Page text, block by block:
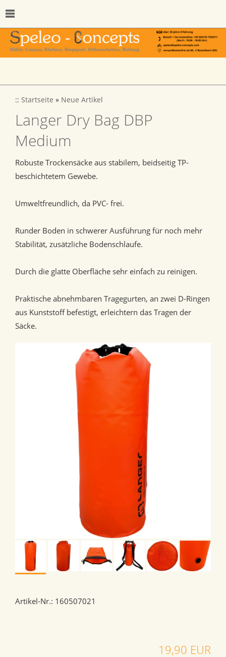
:: Startseite » Neue Artikel
Langer Dry Bag DBP
Medium
Robuste Trockensäcke aus stabilem, beidseitig TP-
beschichtetem Gewebe.
Umweltfreundlich, da PVC- frei.
Runder Boden in schwerer Ausführung für noch mehr
Stabilität, zusätzliche Bodenschlaufe.
Durch die glatte Oberfläche sehr einfach zu reinigen.
Praktische abnehmbaren Tragegurten, an zwei D-Ringen
aus Kunststoff befestigt, erleichtern das Tragen der
Säcke.
Artikel-Nr.: 160507021
19,90 EUR